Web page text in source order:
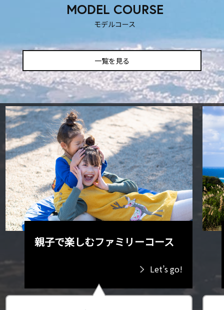
MODEL COURSE
モデルコース
一覧を見る
親子で楽しむファミリーコース
Let’s go!